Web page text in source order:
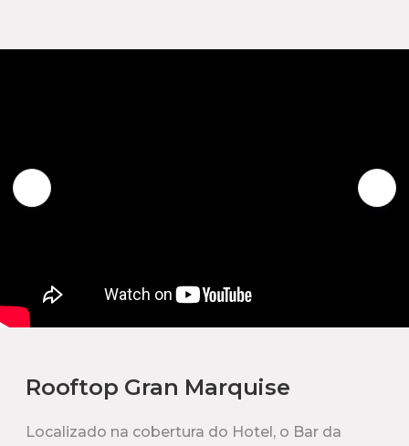
Rooftop Gran Marquise
Localizado na cobertura do Hotel, o Bar da